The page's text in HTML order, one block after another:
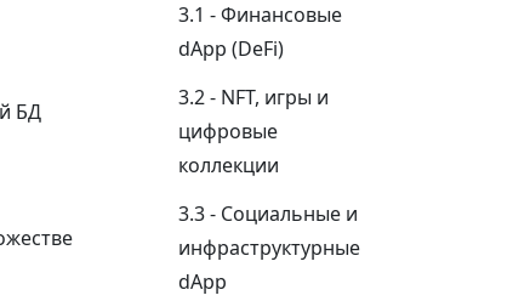
Финансовые
dApp (DeFi)
NFT, игры и
цифровые
коллекции
Социальные и
инфраструктурные
dApp
БД